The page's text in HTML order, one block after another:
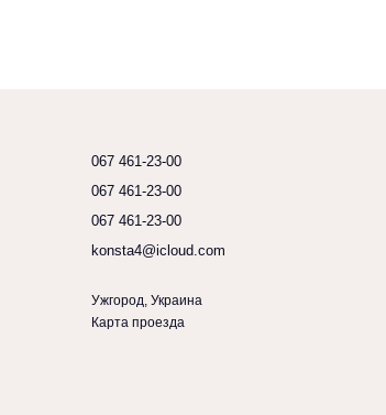
067 461-23-00
067 461-23-00
067 461-23-00
konsta4@icloud.com
Ужгород, Украина
Карта проезда